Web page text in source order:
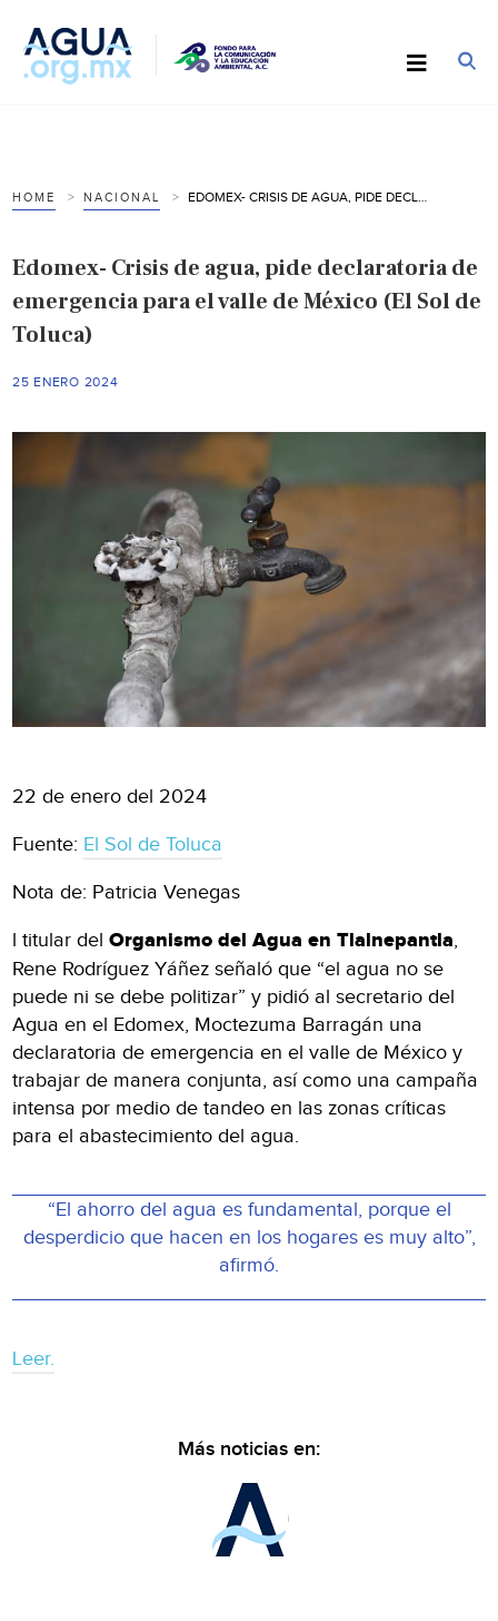
HOME NACIONAL
Edomex- Crisis de agua, pide declaratoria de
emergencia para el valle de México (El Sol de
Toluca)
25 ENERO 2024
22 de enero del 2024
Fuente: El Sol de Toluca
Nota de: Patricia Venegas
l titular delOrganismo del Agua en Tlalnepantla,
Rene Rodríguez Yáñez señaló que “el agua no se
puede ni se debe politizar” y pidió al secretario del
Agua en el Edomex, Moctezuma Barragán una
declaratoria de emergencia en el valle de México y
trabajar de manera conjunta, así como una campaña
intensa por medio de tandeo en las zonas críticas
para el abastecimiento del agua.
“El ahorro del agua es fundamental, porque el
desperdicio que hacen en los hogares es muy alto”,
afirmó.
Leer.
Más noticias en: